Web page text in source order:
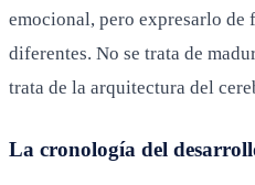
emocional, pero expresarlo de
diferentes. No se trata de
trata de la arquitectura del
La cronología del